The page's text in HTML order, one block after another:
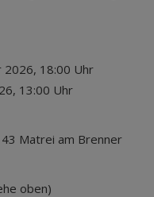
2026, 18:00 Uhr
13:00 Uhr
Matrei am Brenner
oben)